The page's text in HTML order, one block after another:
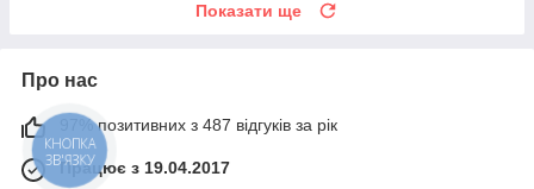
Показати ще
Про нас
97% позитивних з 487 відгуків за рік
Працює з 19.04.2017
КНОПКА
ЗВ'ЯЗКУ